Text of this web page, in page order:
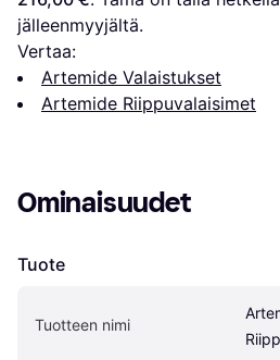
jälleenmyyjältä.
Vertaa:
Artemide Valaistukset
Artemide Riippuvalaisimet
Ominaisuudet
Tuote
Tuotteen nimi